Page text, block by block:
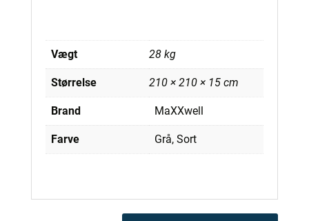
Vægt 28 kg
Størrelse 210 × 210 × 15 cm
Brand MaXXwell
Farve Grå, Sort